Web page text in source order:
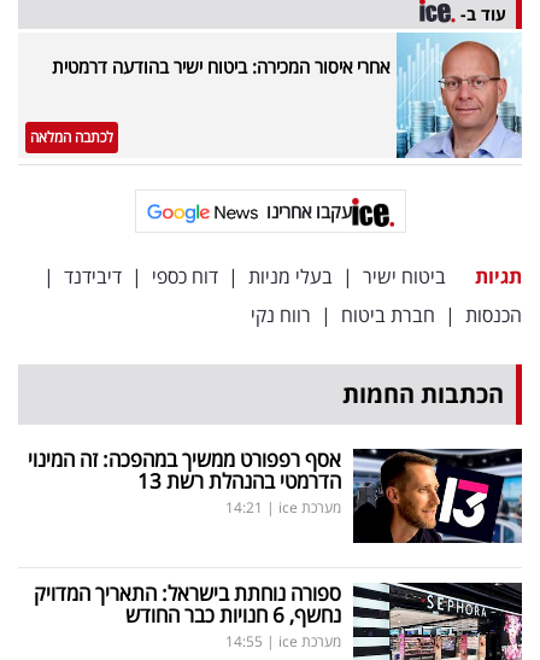
עוד ב-
אחרי איסור המכירה: ביטוח ישיר בהודעה דרמטית
לכתבה המלאה
עקבו אחרינו
תגיות ביטוח ישיר | בעלי מניות | דוח כספי | דיבידנד |
הכנסות | חברת ביטוח | רווח נקי
הכתבות החמות
אסף רפפורט ממשיך במהפכה: זה המינוי
הדרמטי בהנהלת רשת 13
מערכת ice |
14:21
ספורה נוחתת בישראל: התאריך המדויק
נחשף, 6 חנויות כבר החודש
מערכת ice |
14:55